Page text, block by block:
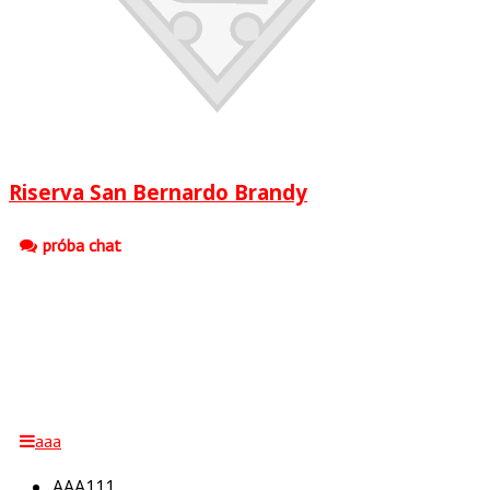
Riserva San Bernardo Brandy
próba chat
aaa